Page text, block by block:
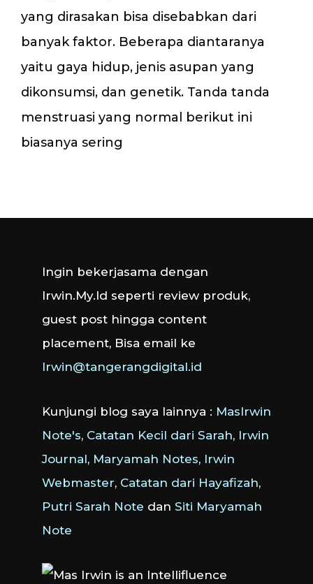
yang dirasakan bisa disebabkan dari
banyak faktor. Beberapa diantaranya
yaitu gaya hidup, jenis asupan yang
dikonsumsi, dan genetik. Tanda tanda
menstruasi yang normal berikut ini
biasanya sering
Ingin bekerjasama dengan
Irwin.My.Id seperti review produk,
guest post hingga content
placement, Bisa email ke
Irwin@tangerangdigital.id
Kunjungi blog saya lainnya : MasIrwin
Note's, Catatan Kecil dari Sarah, Irwin
Journal, Maryamah Notes, Irwin
Webmaster, Catatan dari Hayafizah,
Putri Sarah Note dan Siti Maryamah
Note